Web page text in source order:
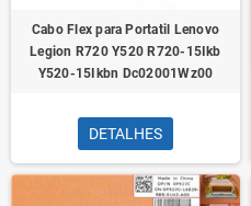
Cabo Flex para Portatil Lenovo
Legion R720 Y520 R720-15Ikb
Y520-15Ikbn Dc02001Wz00
DETALHES